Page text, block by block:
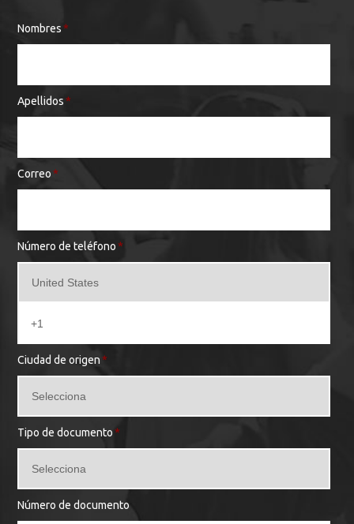
Nombres *
Apellidos *
Correo *
Número de teléfono *
Ciudad de origen *
Tipo de documento *
Número de documento